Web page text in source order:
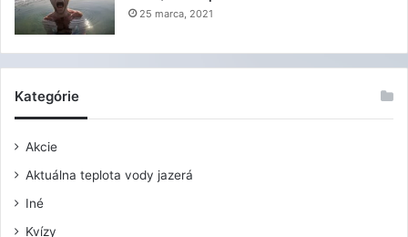
25 marca, 2021
Kategórie
Akcie
Aktuálna teplota vody jazerá
Iné
Kvízy